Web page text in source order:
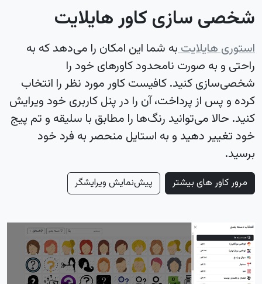
شخصی سازی کاور هایلایت
استوری هایلایتبه شما این امکان را می‌دهد که به
راحتی و به صورت نامحدود کاورهای خود را
شخصی‌سازی کنید. کافیست کاور مورد نظر را انتخاب
کرده و پس از پرداخت، آن را در پنل کاربری خود ویرایش
کنید. حالا می‌توانید رنگ‌ها را مطابق با سلیقه و تم پیج
خود تغییر دهید و به استایل منحصر به فرد خود
برسید.
مرور کاور های بیشتر پیش‌نمایش ویرایشگر